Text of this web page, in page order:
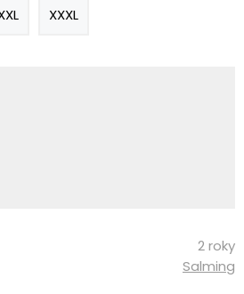
XXXL
2 roky
Salming